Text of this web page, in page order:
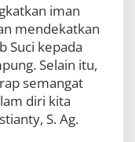
iman
mendekatkan
Suci kepada
Selain itu,
semangat
diri kita
S. Ag.